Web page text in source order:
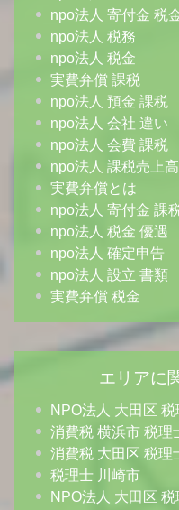
npo法人 寄付金 税
npo法人 税務
npo法人 税金
実費弁償 課税
npo法人 預金 課税
npo法人 会社 違い
npo法人 会費 課税
npo法人 課税売上高
実費弁償とは
npo法人 寄付金 課
npo法人 税金 優遇
npo法人 確定申告
npo法人 設立 書類
実費弁償 税金
エリアに
NPO法人 大田区 税
消費税 横浜市 税理
消費税 大田区 税理
税理士 川崎市
NPO法人 大田区